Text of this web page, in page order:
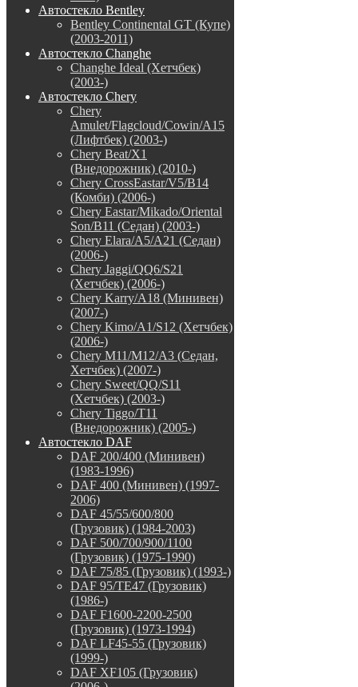
Автостекло Bentley
Bentley Continental GT (Купе)
(2003-2011)
Автостекло Changhe
Changhe Ideal (Хетчбек)
(2003-)
Автостекло Chery
Chery
Amulet/Flagcloud/Cowin/A15
(Лифтбек) (2003-)
Chery Beat/X1
(Внедорожник) (2010-)
Chery CrossEastar/V5/B14
(Комби) (2006-)
Chery Eastar/Mikado/Oriental
Son/B11 (Седан) (2003-)
Chery Elara/A5/A21 (Седан)
(2006-)
Chery Jaggi/QQ6/S21
(Хетчбек) (2006-)
Chery Karry/A18 (Минивен)
(2007-)
Chery Kimo/A1/S12 (Хетчбек)
(2006-)
Chery M11/M12/A3 (Седан,
Хетчбек) (2007-)
Chery Sweet/QQ/S11
(Хетчбек) (2003-)
Chery Tiggo/T11
(Внедорожник) (2005-)
Автостекло DAF
DAF 200/400 (Минивен)
(1983-1996)
DAF 400 (Минивен) (1997-
2006)
DAF 45/55/600/800
(Грузовик) (1984-2003)
DAF 500/700/900/1100
(Грузовик) (1975-1990)
DAF 75/85 (Грузовик) (1993-)
DAF 95/TE47 (Грузовик)
(1986-)
DAF F1600-2200-2500
(Грузовик) (1973-1994)
DAF LF45-55 (Грузовик)
(1999-)
DAF XF105 (Грузовик)